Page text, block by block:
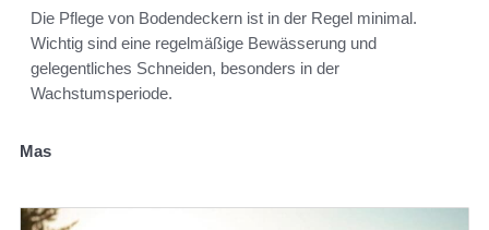
Die Pflege von Bodendeckern ist in der Regel minimal.
Wichtig sind eine regelmäßige Bewässerung und
gelegentliches Schneiden, besonders in der
Wachstumsperiode.
Mas